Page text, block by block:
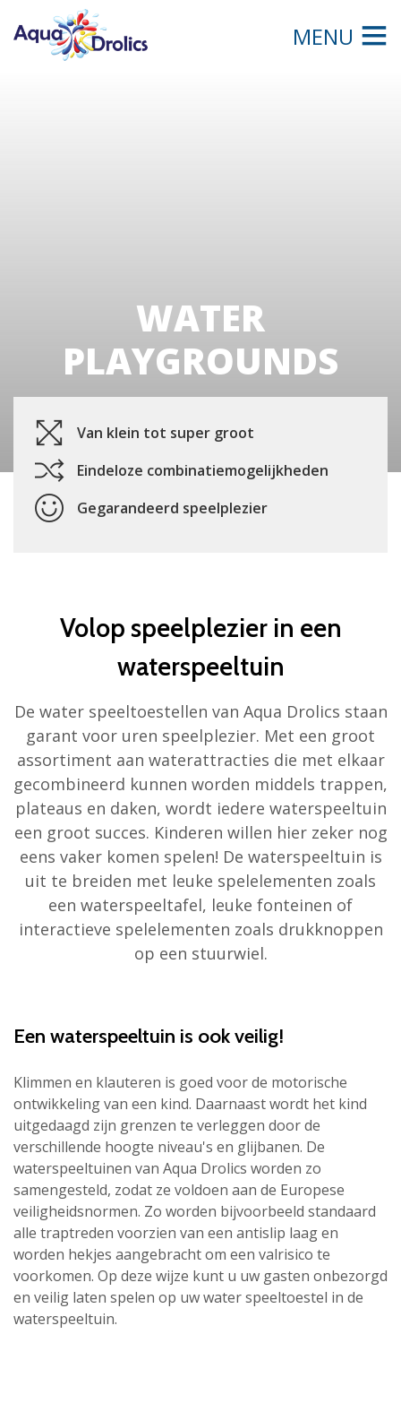
MENU
WATER
PLAYGROUNDS
Van klein tot super groot
Eindeloze combinatiemogelijkheden
Gegarandeerd speelplezier
Volop speelplezier in een
waterspeeltuin
De water speeltoestellen van Aqua Drolics staan
garant voor uren speelplezier. Met een groot
assortiment aan waterattracties die met elkaar
gecombineerd kunnen worden middels trappen,
plateaus en daken, wordt iedere waterspeeltuin
een groot succes. Kinderen willen hier zeker nog
eens vaker komen spelen! De waterspeeltuin is
uit te breiden met leuke spelelementen zoals
een waterspeeltafel, leuke fonteinen of
interactieve spelelementen zoals drukknoppen
op een stuurwiel.
Een waterspeeltuin is ook veilig!
Klimmen en klauteren is goed voor de motorische
ontwikkeling van een kind. Daarnaast wordt het kind
uitgedaagd zijn grenzen te verleggen door de
verschillende hoogte niveau's en glijbanen. De
waterspeeltuinen van Aqua Drolics worden zo
samengesteld, zodat ze voldoen aan de Europese
veiligheidsnormen. Zo worden bijvoorbeeld standaard
alle traptreden voorzien van een antislip laag en
worden hekjes aangebracht om een valrisico te
voorkomen. Op deze wijze kunt u uw gasten onbezorgd
en veilig laten spelen op uw water speeltoestel in de
waterspeeltuin.